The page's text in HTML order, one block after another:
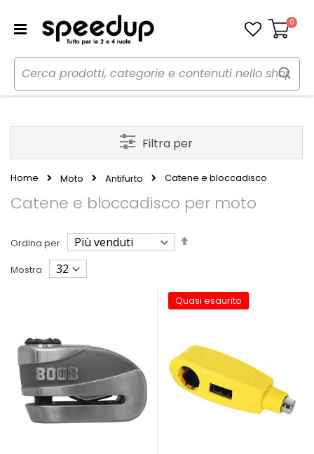
Carrello
0
Home Moto Antifurto Catene e bloccadisco
Catene e bloccadisco per moto
Ordina per
Imposta
Mostra
Quasi esaurito
Filtra per